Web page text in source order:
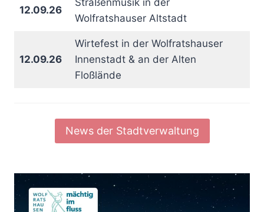
12.09.26
Wolfratshauser Altstadt
12.09.26
Wirtefest in der Wolfratshauser
Innenstadt & an der Alten
Floßlände
News der Stadtverwaltung